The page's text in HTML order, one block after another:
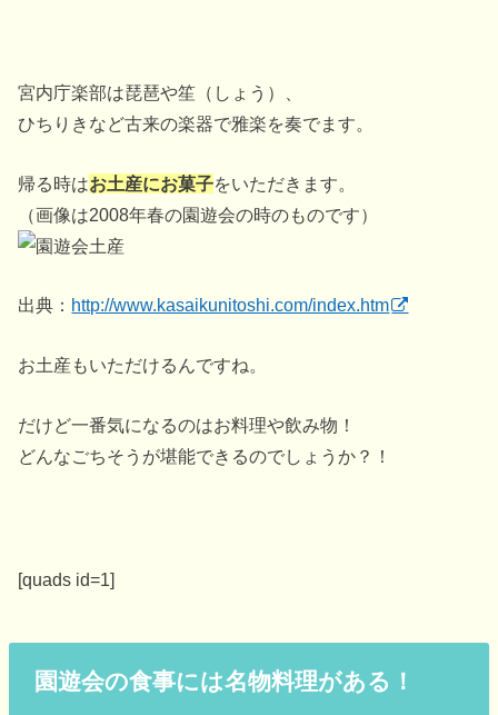
宮内庁楽部は琵琶や笙（しょう）、
ひちりきなど古来の楽器で雅楽を奏でます。
帰る時はお土産にお菓子をいただきます。
（画像は2008年春の園遊会の時のものです）
出典： http://www.kasaikunitoshi.com/index.htm
お土産もいただけるんですね。
だけど一番気になるのはお料理や飲み物！
どんなごちそうが堪能できるのでしょうか？！
[quads id=1]
園遊会の食事には名物料理がある！